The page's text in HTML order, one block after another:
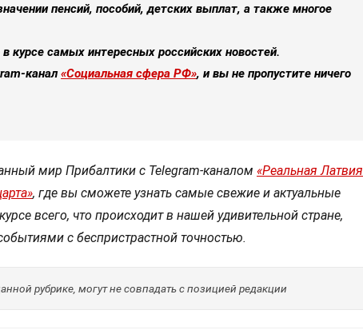
пенсий, пособий, детских выплат, а также многое
курсе самых интересных российских новостей.
канал«Социальная сфера РФ», и вы не пропустите ничего
мир Прибалтики с Telegram-каналом «Реальная Латвия
, где вы сможете узнать самые свежие и актуальные
всего, что происходит в нашей удивительной стране,
с беспристрастной точностью.
рубрике, могут не совпадать с позицией редакции